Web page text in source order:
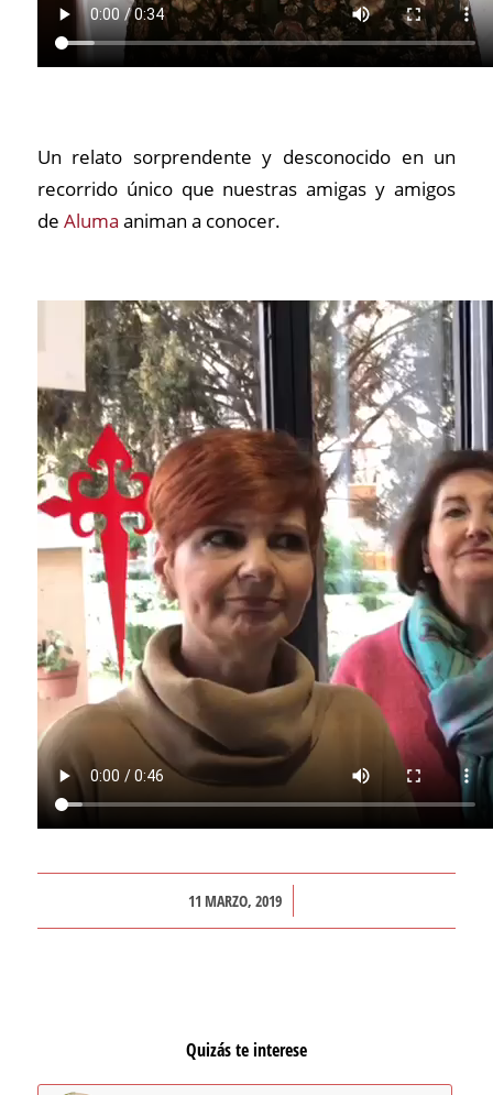
Un relato sorprendente y desconocido en un
recorrido único que nuestras amigas y amigos
de Aluma animan a conocer.
11 MARZO, 2019
/
Quizás te interese